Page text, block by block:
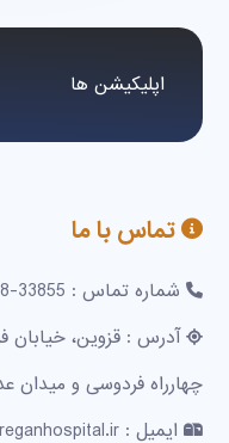
اپلیکیشن ها
تماس با ما
شماره تماس : 33855-028
آدرس : قزوین،
چهارراه فردوسی و میدان
ایمیل : info@mehreganhospital.ir